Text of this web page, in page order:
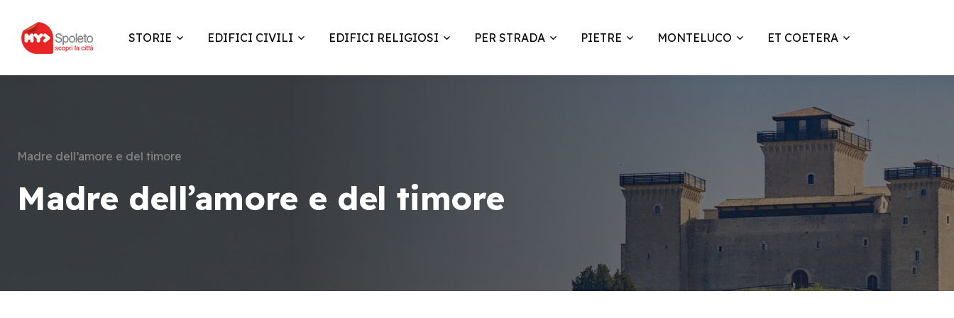
STORIE EDIFICI CIVILI EDIFICI RELIGIOSI PER STRADA PIETRE MONTELUCO ET COETERA
Madre dell’amore e del timore
Madre dell’amore e del timore